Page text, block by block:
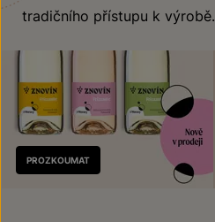
tradičního přístupu k výrobě.
Nově
v prodeji
PROZKOUMAT